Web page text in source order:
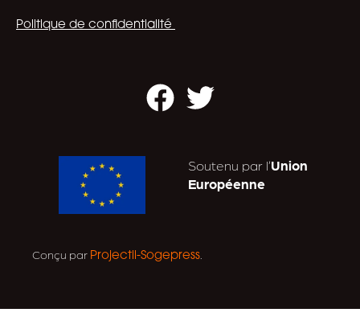
Politique de confidentialité
Facebook
Twitter
Soutenu par l’Union
Européenne
Conçu par Projectil-Sogepress